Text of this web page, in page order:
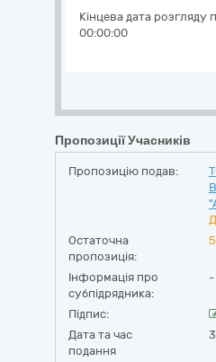
Кінцева дата розгляду
00:00:00
Пропозиції Учасників
Пропозицію подав:
Остаточна
пропозиція:
Інформація про
субпідрядника:
-
Підпис:
Дата та час
подання